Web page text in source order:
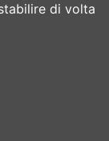
di volta